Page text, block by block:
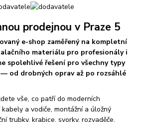
prodejnou v Praze 5
e-shop zaměřený na kompletní
materiálu pro profesionály i
spolehlivé řešení pro všechny typy
od drobných oprav až po rozsáhlé
vše, co patří do moderních
a vodiče, montážní a úložný
trubky, krabice, svorky, rozvaděče,